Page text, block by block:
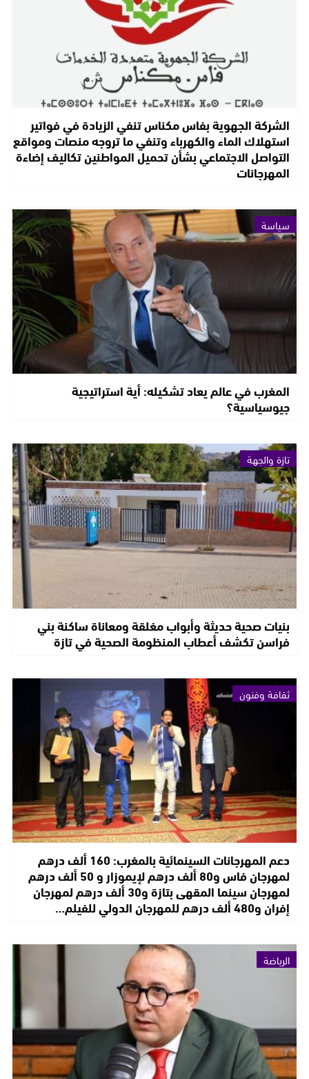
الشركة الجهوية بفاس مكناس تنفي الزيادة في فواتير
استهلاك الماء والكهرباء وتنفي ما تروجه منصات ومواقع
التواصل الاجتماعي بشأن تحميل المواطنين تكاليف إضاءة
المهرجانات
سياسة
المغرب في عالم يعاد تشكيله: أية استراتيجية
جيوسياسية؟
تازة والجهة
بنيات صحية حديثة وأبواب مغلقة ومعاناة ساكنة بني
فراسن تكشف أعطاب المنظومة الصحية في تازة
ثقافة وفنون
دعم المهرجانات السينمائية بالمغرب: 160 ألف درهم
لمهرجان فاس و80 ألف درهم لإيموزار و 50 ألف درهم
لمهرجان سينما المقهى بتازة و30 ألف درهم لمهرجان
إفران و480 ألف درهم للمهرجان الدولي للفيلم…
الرياضة